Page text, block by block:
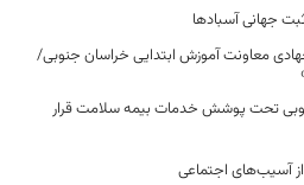
جهانی آسبادها
معاونت آموزش ابتدایی خراسان جنوبی/
جنوبی تحت پوشش خدمات بیمه سلامت قرار
آسیب‌های اجتماعی